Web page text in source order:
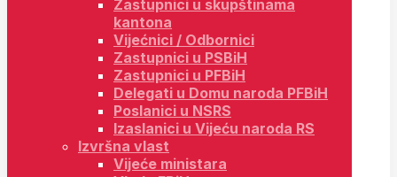
Zastupnici u skupštinama
kantona
Vijećnici / Odbornici
Zastupnici u PSBiH
Zastupnici u PFBiH
Delegati u Domu naroda PFBiH
Poslanici u NSRS
Izaslanici u Vijeću naroda RS
Izvršna vlast
Vijeće ministara